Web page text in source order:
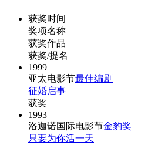
获奖时间
奖项名称
获奖作品
获奖/提名
1999
亚太电影节最佳编剧
征婚启事
获奖
1993
洛迦诺国际电影节金豹奖
只要为你活一天